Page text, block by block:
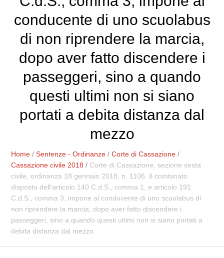
conducente di uno scuolabus
di non riprendere la marcia,
dopo aver fatto discendere i
passeggeri, sino a quando
questi ultimi non si siano
portati a debita distanza dal
mezzo
Home /Sentenze - Ordinanze /Corte di Cassazione /
Cassazione civile 2018 / Corte di Cassazione, sezione sesta
civile, ordinanza 18 gennaio 2018, n. 1106. Il combinato
disposto dell’articolo 140 C.d.S., comma 1, e articolo 191
C.d.S., comma 3, impone al conducente di uno scuolabus di
non riprendere la marcia, dopo aver fatto discendere i
passeggeri, sino a quando questi ultimi non si siano portati a
debita distanza dal mezzo